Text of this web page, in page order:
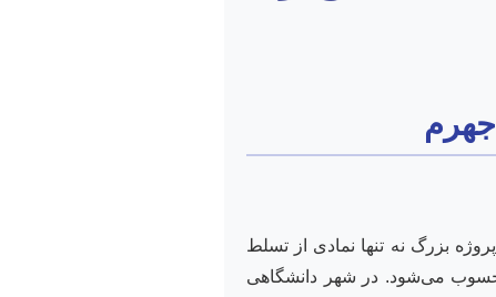
بزرگ نه تنها نمادی از تسلط
می‌شود. در شهر دانشگاهی